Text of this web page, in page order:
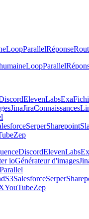
LoopParallelRéponse
LoopParallel
ElevenLabsExa
JinaJiraConnaissances
SerperSharepoint
Zep
DiscordElevenLabs
ioGénérateur d'images
Parallel
S3SalesforceSerper
YouTubeZep